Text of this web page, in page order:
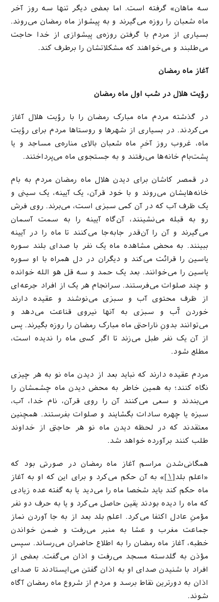
سه ماهان» گرفته است. اما بعضی دیگر تنها سه روز آخر
ماه شعبان را روزه می‌گیرند و به پیشواز ماه رمضان می‌روند.
بسیاری از مردم با گرفتن روزه‌ی پیشوازی از خدا حاجت
می‌طلبند و می‌خواهند که مشکلاتشان را برطرف کند.
آغاز ماه رمضان
رؤیت هلال در شب اول ماه رمضان
در گذشته مردم ماه مبارک رمضان را با رؤیت هلال آغاز
می‌کردند. در بسیاری از شهرها و روستاها مردم برای رؤیت
ماه، غروب روز آخرِ ماه شعبان بالای مناره‌‌ی مساجد و یا
پشت‌بام خانه‌ها می‌رفتند و به جستجوی ماه می‌پرداختند.
در قمصر کاشان برای دیدن هلال ماه رمضان مردم به بام
خانه‌هایشان می‌روند و با خود قرآن، یک آیینه، یک سینی و
یک ظرف آب که در آن کمی سبزی است، می‌برند. روی فرش
رو به قبله می‌نشینند، آن‌گاه آیینه را به سمت آسمان
می‌گیرند و آن را آن‌قدر جابه‌جا می‌کنند تا ماه را در آیینه
ببینند. به محض مشاهده ماه یک نفر با صدای بلند سوره
یاسین را قرائت می‌کند و دیگران در دل همراه با او سوره
یاسین را می‌خوانند. بعد یک حمد و سه قل هو الله خوانده
و چند صلوات می‌فرستند. سرانجام هر یک از افراد جرعه‌ای
از ظرف محتوی آب و سبزی می‌نوشند و عقیده دارند
خوردن آّب و سبزی به آنها نیروی قناعت می‌دهد و
می‌توانند بدونِ ناراحتی ماه مبارک رمضان را روزه بگیرند. پس
از آن یک نفر طبل می‌زند تا اگر کسی ماه را ندیده است،
مطلع شود.
مردم عقیده دارند که نباید بعد از دیدن ماه نو به هر چیزی
نگاه کنند؛ به همین خاطر به محض دیدن ماه چشمشان را
می‌بندند و سعی می‌کنند آن را روی قرآن، نام خدا، آب،
سبزه یا چهره سادات بگشایند و صلوات بفرستند. همچنین
معتقدند که در لحظه دیدن ماه نو هر حاجتی از خداوند
طلب کنند برآورده خواهد شد.
همگانی‌شدن مراسم آغاز ماه رمضان در صورتی بود که
«اعلم بلد[۱]
» به آن حکم می‌کرد و برای این که او به آغاز
ماه حکم کند باید شخصا ماه را می‌دید یا به گفته عده زیادی
که ماه را دیده بودند یقین حاصل می‌کرد و یا به حرف دو نفر
مؤمنِ عادل اکتفا می‌کرد. اعلم بلد بعد از به جا آوردن نماز
جماعت مغرب و عشا به منبر می‌رفت و ضمن خواندن
خطبه، آغاز ماه رمضان را به اطلاع حاضران می‌رساند. سپس
مؤذن به گلدسته مسجد می‌رفت و اذان می‌گفت. بعضی از
افراد با شنیدن صدای او به اذان گفتن می‌ایستادند تا صدای
اذان به دورترین نقاط برسد و مردم از شروع ماه رمضان آگاه
شوند.